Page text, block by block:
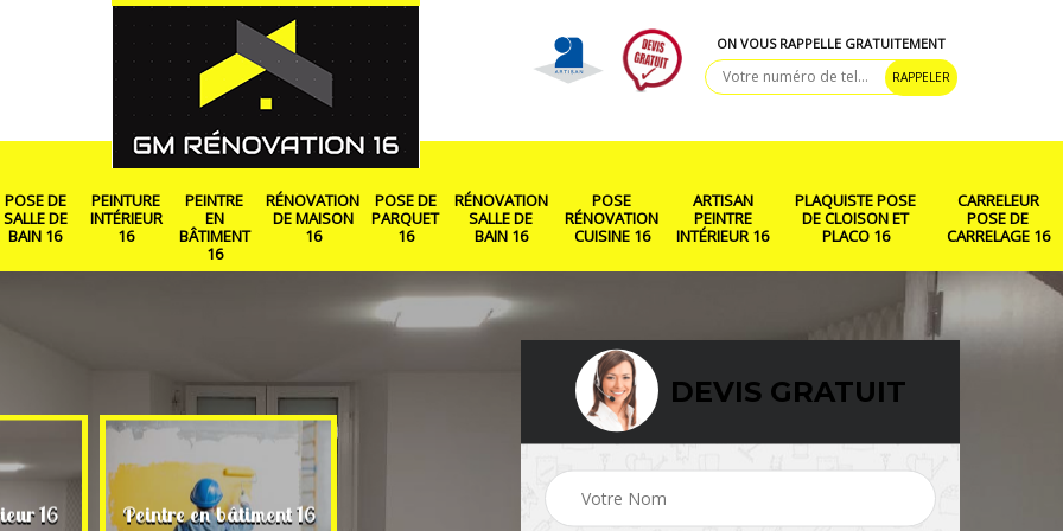
ON VOUS RAPPELLE GRATUITEMENT
POSE DE
SALLE DE
BAIN 16
PEINTURE
INTÉRIEUR
16
PEINTRE
EN
BÂTIMENT
16
RÉNOVATION
DE MAISON
16
POSE DE
PARQUET
16
RÉNOVATION
SALLE DE
BAIN 16
POSE
RÉNOVATION
CUISINE 16
ARTISAN
PEINTRE
INTÉRIEUR 16
PLAQUISTE POSE
DE CLOISON ET
PLACO 16
CARRELEUR
POSE DE
CARRELAGE 16
16 Peintre en bâtiment 16 Rénovation de maison Pose de parquet 16 Rénovation salle de
DEVIS GRATUIT